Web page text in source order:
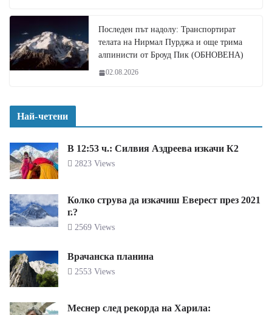
Последен път надолу: Транспортират
телата на Нирмал Пурджа и още трима
алпинисти от Броуд Пик (ОБНОВЕНА)
02.08.2026
Най-четени
В 12:53 ч.: Силвия Аздреева изкачи К2
2823 Views
Колко струва да изкачиш Еверест през 2021
г.?
2569 Views
Врачанска планина
2553 Views
Меснер след рекорда на Харила: